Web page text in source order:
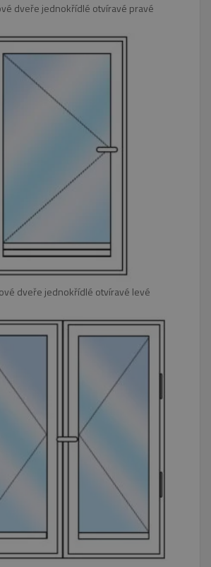
dveře jednokřídlé otvíravé pravé
dveře jednokřídlé otvíravé levé